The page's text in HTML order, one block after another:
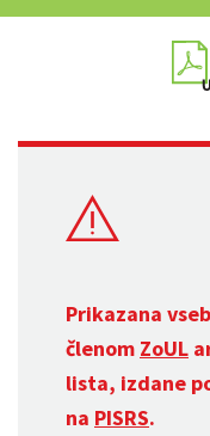
Prikazana
členom ZoUL
lista, izdane
na PISRS.